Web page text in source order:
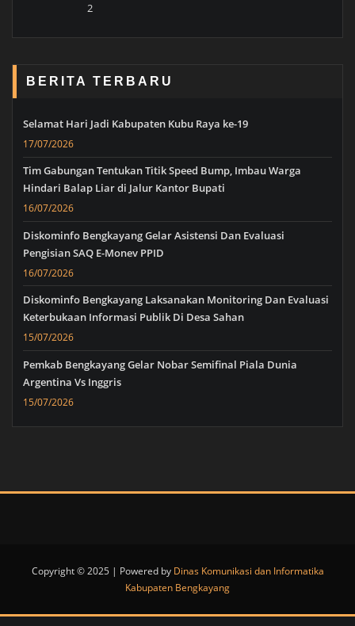
2
BERITA TERBARU
Selamat Hari Jadi Kabupaten Kubu Raya ke-19
17/07/2026
Tim Gabungan Tentukan Titik Speed Bump, Imbau Warga
Hindari Balap Liar di Jalur Kantor Bupati
16/07/2026
Diskominfo Bengkayang Gelar Asistensi Dan Evaluasi
Pengisian SAQ E-Monev PPID
16/07/2026
Diskominfo Bengkayang Laksanakan Monitoring Dan Evaluasi
Keterbukaan Informasi Publik Di Desa Sahan
15/07/2026
Pemkab Bengkayang Gelar Nobar Semifinal Piala Dunia
Argentina Vs Inggris
15/07/2026
Copyright © 2025 | Powered by Dinas Komunikasi dan Informatika
Kabupaten Bengkayang